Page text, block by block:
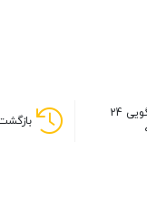
پاسخگویی 24